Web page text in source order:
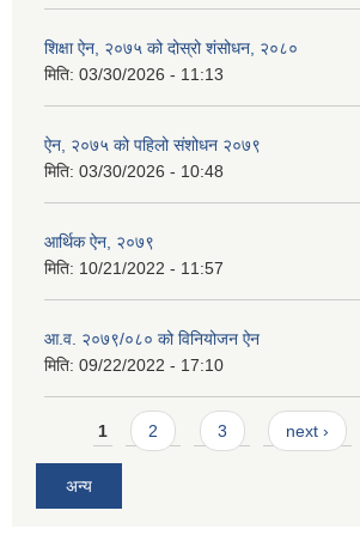
शिक्षा ऐन, २०७५ को दोस्रो शंसोधन, २०८०
मिति: 03/30/2026 - 11:13
ऐन, २०७५ को पहिलो संशोधन २०७९
मिति: 03/30/2026 - 10:48
आर्थिक ऐन, २०७९
मिति: 10/21/2022 - 11:57
आ.व. २०७९/०८० को विनियोजन ऐन
मिति: 09/22/2022 - 17:10
Pages
1 2 3 next ›
अन्य